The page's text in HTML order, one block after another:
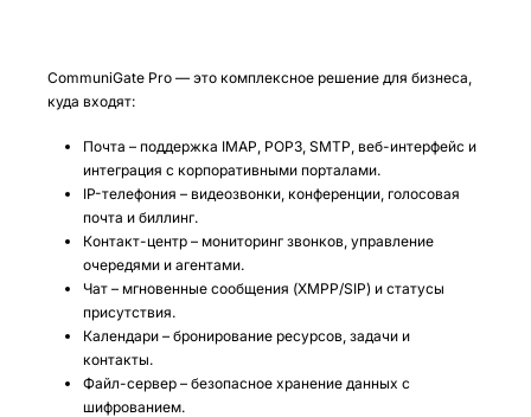
CommuniGate Pro — это комплексное решение для бизнеса,
куда входят:
Почта – поддержка IMAP, POP3, SMTP, веб-интерфейс и
интеграция с корпоративными порталами.
IP-телефония – видеозвонки, конференции, голосовая
почта и биллинг.
Контакт-центр – мониторинг звонков, управление
очередями и агентами.
Чат – мгновенные сообщения (XMPP/SIP) и статусы
присутствия.
Календари – бронирование ресурсов, задачи и
контакты.
Файл-сервер – безопасное хранение данных с
шифрованием.